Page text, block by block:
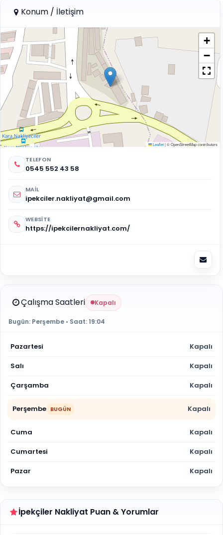
Konum / İletişim
+
−
Leaflet|© OpenStreetMap contributors
TELEFON
0545 552 43 58
MAIL
ipekciler.nakliyat@gmail.com
WEBSITE
https://ipekcilernakliyat.com/
Çalışma Saatleri Kapalı
Bugün: Perşembe • Saat:19:04
Pazartesi Kapalı
Salı Kapalı
Çarşamba Kapalı
Perşembe BUGÜN Kapalı
Cuma Kapalı
Cumartesi Kapalı
Pazar Kapalı
İpekçiler Nakliyat Puan & Yorumlar